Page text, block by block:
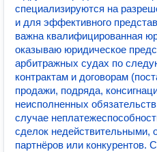
специализируются на
и для эффективного
важна квалифицированная
оказываю юридическое
арбитражных судах по
контрактам и договорам
продажи, подряда,
неисполненных
случае
сделок недействительными,
партнёров или конкурентов.